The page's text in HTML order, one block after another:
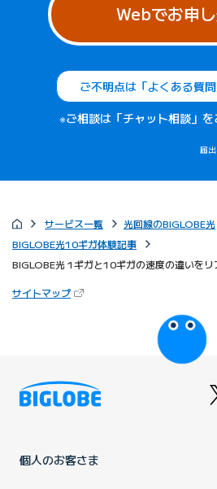
Webでお申
ご不明点は「よくある質
※ご相談は「チャット相談」を
届
サービス一覧 光回線のBIGLOBE光
BIGLOBE光10ギガ体験記事
BIGLOBE光 1ギガと10ギガの速度の違いを
サイトマップ（新しいタブで開きます）
個人のお客さま